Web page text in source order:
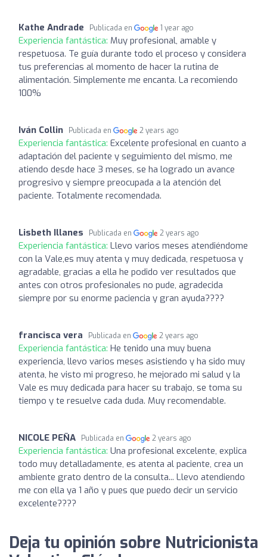
Kathe Andrade Publicada en 1 year ago
Experiencia fantástica: Muy profesional, amable y
respetuosa. Te guía durante todo el proceso y considera
tus preferencias al momento de hacer la rutina de
alimentación. Simplemente me encanta. La recomiendo
100%
Iván Collin Publicada en 2 years ago
Experiencia fantástica: Excelente profesional en cuanto a
adaptación del paciente y seguimiento del mismo, me
atiendo desde hace 3 meses, se ha logrado un avance
progresivo y siempre preocupada a la atención del
paciente. Totalmente recomendada.
Lisbeth Illanes Publicada en 2 years ago
Experiencia fantástica: Llevo varios meses atendiéndome
con la Vale,es muy atenta y muy dedicada, respetuosa y
agradable, gracias a ella he podido ver resultados que
antes con otros profesionales no pude, agradecida
siempre por su enorme paciencia y gran ayuda????
francisca vera Publicada en 2 years ago
Experiencia fantástica: He tenido una muy buena
experiencia, llevo varios meses asistiendo y ha sido muy
atenta, he visto mi progreso, he mejorado mi salud y la
Vale es muy dedicada para hacer su trabajo, se toma su
tiempo y te resuelve cada duda. Muy recomendable.
NICOLE PEÑA Publicada en 2 years ago
Experiencia fantástica: Una profesional excelente, explica
todo muy detalladamente, es atenta al paciente, crea un
ambiente grato dentro de la consulta... Llevo atendiendo
me con ella ya 1 año y pues que puedo decir un servicio
excelente????
Deja tu opinión sobre Nutricionista